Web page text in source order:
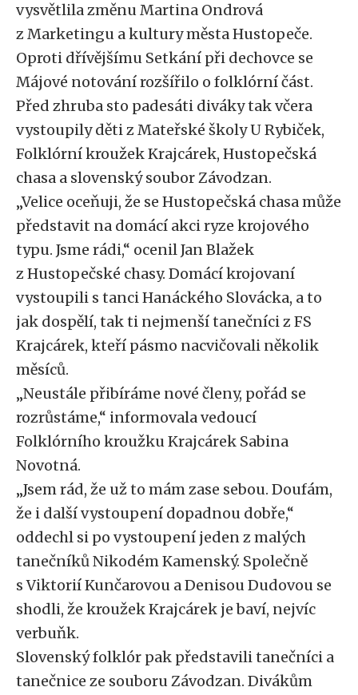
vysvětlila změnu Martina Ondrová
z Marketingu a kultury města Hustopeče.
Oproti dřívějšímu Setkání při dechovce se
Májové notování rozšířilo o folklórní část.
Před zhruba sto padesáti diváky tak včera
vystoupily děti z Mateřské školy U Rybiček,
Folklórní kroužek Krajcárek, Hustopečská
chasa a slovenský soubor Závodzan.
„Velice oceňuji, že se Hustopečská chasa může
představit na domácí akci ryze krojového
typu. Jsme rádi,“ ocenil Jan Blažek
z Hustopečské chasy. Domácí krojovaní
vystoupili s tanci Hanáckého Slovácka, a to
jak dospělí, tak ti nejmenší tanečníci z FS
Krajcárek, kteří pásmo nacvičovali několik
měsíců.
„Neustále přibíráme nové členy, pořád se
rozrůstáme,“ informovala vedoucí
Folklórního kroužku Krajcárek Sabina
Novotná.
„Jsem rád, že už to mám zase sebou. Doufám,
že i další vystoupení dopadnou dobře,“
oddechl si po vystoupení jeden z malých
tanečníků Nikodém Kamenský. Společně
s Viktorií Kunčarovou a Denisou Dudovou se
shodli, že kroužek Krajcárek je baví, nejvíc
verbuňk.
Slovenský folklór pak představili tanečníci a
tanečnice ze souboru Závodzan. Divákům